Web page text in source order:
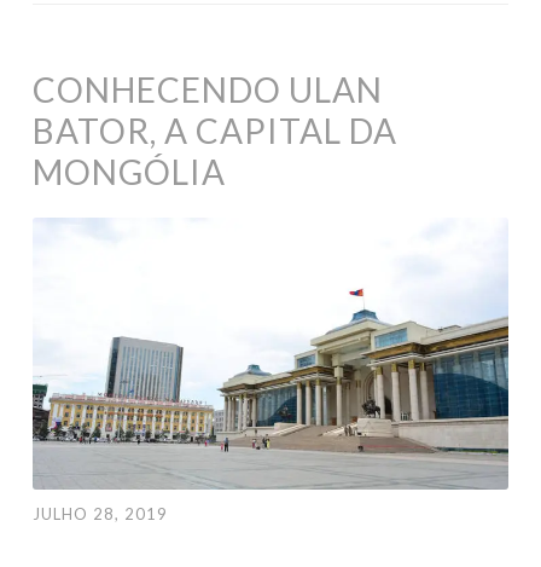
CONHECENDO ULAN
BATOR, A CAPITAL DA
MONGÓLIA
JULHO 28, 2019